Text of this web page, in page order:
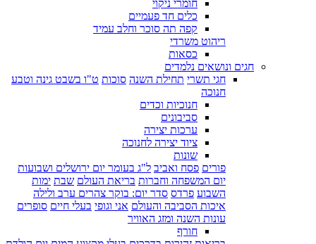
חומרי ניקוי
כלים חד פעמיים
קפה תה סוכר וחלב עמיד
ריהוט משרדי
כסאות
חגים ונושאים נלמדים
חגי תשרי תחילת השנה סוכות ט"ו בשבט גינה וטבע
חנוכה
חנוכיות וכדים
סביבונים
ערכות יצירה
ציוד יצירה לחנוכה
שונות
פורים פסח ואביב ל"ג בעומר יום ירושלים ושבועות
יום המשפחה וחברות בריאת העולם שבת ימות
השבוע פרדס סדר יום: בוקר צהרים ערב ולילה
איכות הסביבה והעולם אני וגופי בעלי חיים סופרים
עונות השנה ומזג האוויר
חורף